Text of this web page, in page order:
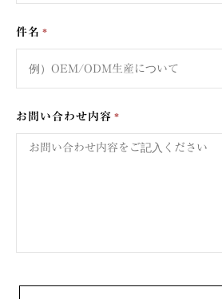
件名
お問い合わせ内容